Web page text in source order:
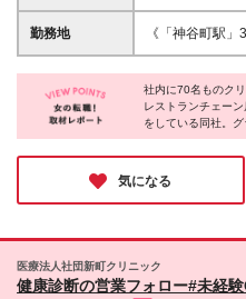
みなしの既存
心ください◎ お客様の商品の魅力を伝え、売上アッ
なく、お客様の
直接喜んでいた
られます。 短期
与年2回 ※経験
の上で決定い
リフレッシュ休
与・雇用形態に
勤務地
《「神谷町駅
■本社：東京都
交通アクセス抜
で ランチや仕
です。 (変
社内に70名ものク
レストランチェー
をしている同社。
板・ロゴ・パッケ
ジ・SNS施策・動
ストップで手がけ
食に興味がある方
気になる
医療法人社団新町クリニック
健康診断の営業フォロー#未経